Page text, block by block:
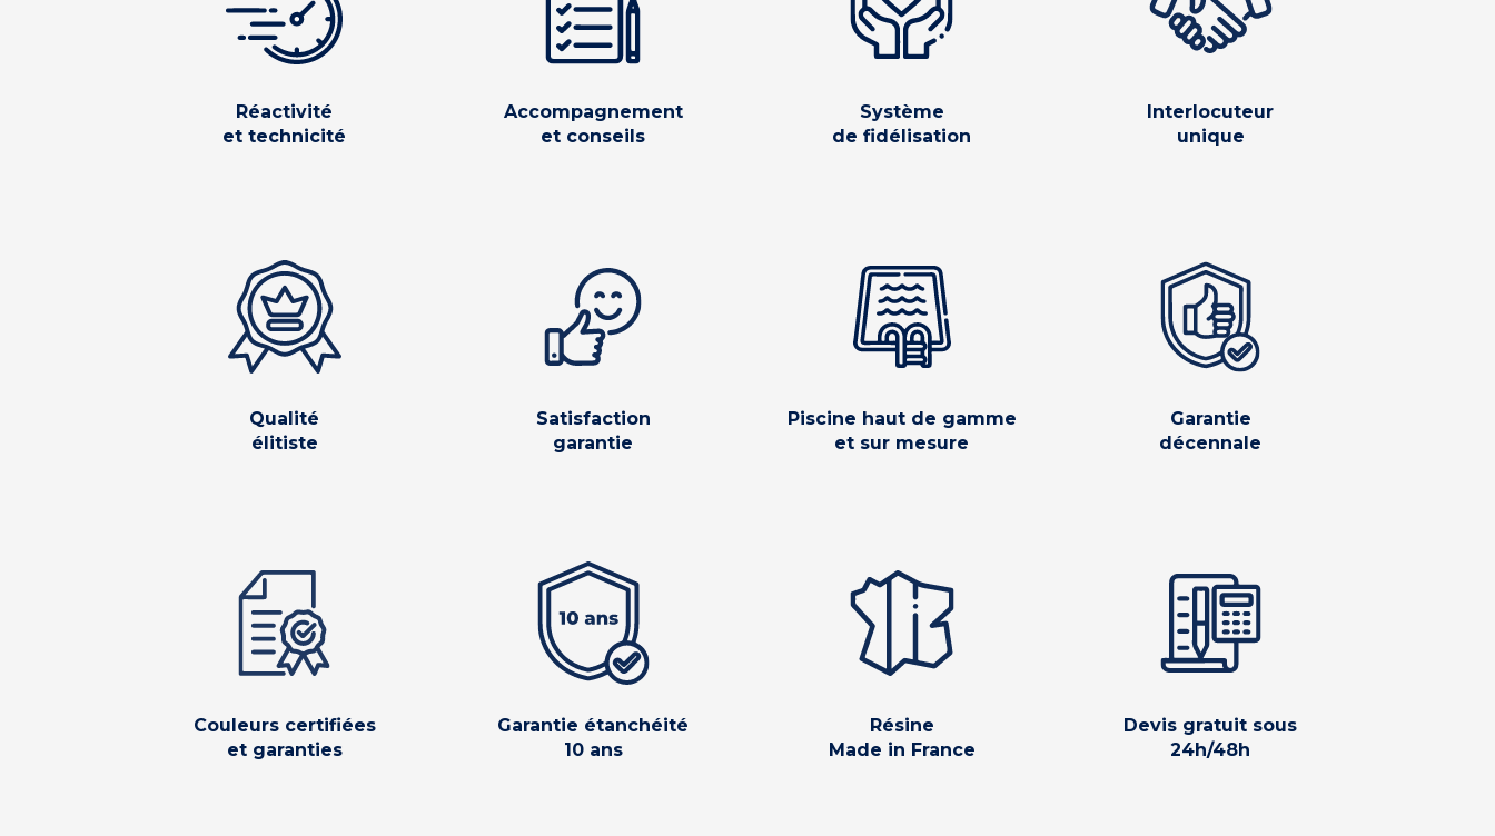
Réactivité
et technicité
Accompagnement
et conseils
Système
de fidélisation
Interlocuteur
unique
Qualité
élitiste
Satisfaction
garantie
Piscine haut de gamme
et sur mesure
Garantie
décennale
Couleurs certifiées
et garanties
Garantie étanchéité
10 ans
Résine
Made in France
Devis gratuit sous
24h/48h